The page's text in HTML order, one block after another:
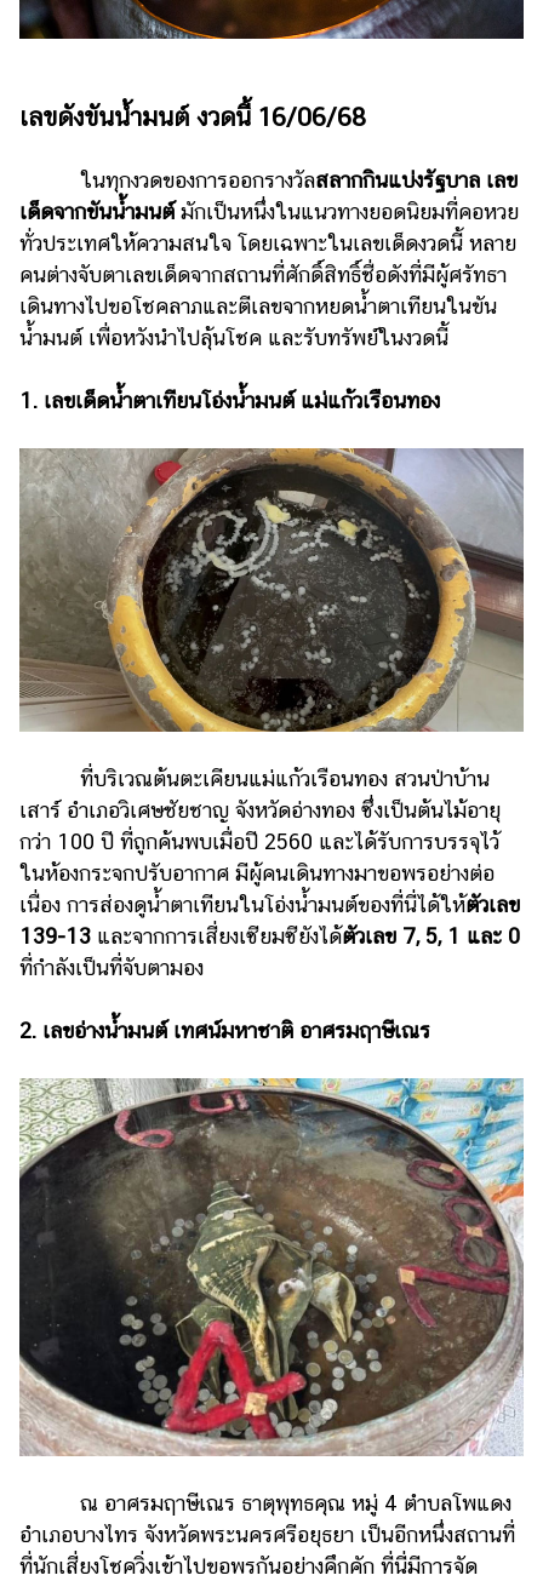
สูตร
รถยนต์
บ้าน
และ
การ
มือ
ราคา
ทอง
ราคา
น้ำมัน
วา
ไร
ตี้
แต่งงาน
แม่
และ
เด็ก
สัตว์
เลี้ยง
Infographic
บริการ
แอปฯ
กระปุก
คอร์ส
ออนไลน์
เรียน
ออนไลน์
ติดต่อ
โฆษณา
แจ้ง
ปัญหา
กับ
เรา
เลขดังขันน้ำมนต์ งวดนี้ 16/06/68
ในทุกงวดของการออกรางวัลสลากกินแบ่งรัฐบาล เลข
เด็ดจากขันน้ำมนต์มักเป็นหนึ่งในแนวทางยอดนิยมที่คอหวย
ทั่วประเทศให้ความสนใจ โดยเฉพาะในเลขเด็ดงวดนี้ หลาย
คนต่างจับตาเลขเด็ดจากสถานที่ศักดิ์สิทธิ์ชื่อดังที่มีผู้ศรัทธา
เดินทางไปขอโชคลาภและตีเลขจากหยดน้ำตาเทียนในขัน
น้ำมนต์ เพื่อหวังนำไปลุ้นโชค และรับทรัพย์ในงวดนี้
1. เลขเด็ดน้ำตาเทียนโอ่งน้ำมนต์ แม่แก้วเรือนทอง
ที่บริเวณต้นตะเคียนแม่แก้วเรือนทอง สวนป่าบ้าน
เสาร์ อำเภอวิเศษชัยชาญ จังหวัดอ่างทอง ซึ่งเป็นต้นไม้อายุ
กว่า 100 ปี ที่ถูกค้นพบเมื่อปี 2560 และได้รับการบรรจุไว้
ในห้องกระจกปรับอากาศ มีผู้คนเดินทางมาขอพรอย่างต่อ
เนื่อง การส่องดูน้ำตาเทียนในโอ่งน้ำมนต์ของที่นี่ได้ให้ตัวเลข
139-13 และจากการเสี่ยงเซียมซียังได้ตัวเลข 7, 5, 1 และ 0
ที่กำลังเป็นที่จับตามอง
2. เลขอ่างน้ำมนต์ เทศน์มหาชาติ อาศรมฤาษีเณร
ณ อาศรมฤาษีเณร ธาตุพุทธคุณ หมู่ 4 ตำบลโพแดง
อำเภอบางไทร จังหวัดพระนครศรีอยุธยา เป็นอีกหนึ่งสถานที่
ที่นักเสี่ยงโชควิ่งเข้าไปขอพรกันอย่างคึกคัก ที่นี่มีการจัด